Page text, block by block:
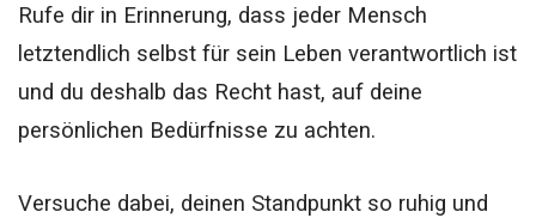
Rufe dir in Erinnerung, dass jeder Mensch
letztendlich selbst für sein Leben verantwortlich ist
und du deshalb das Recht hast, auf deine
persönlichen Bedürfnisse zu achten.
Versuche dabei, deinen Standpunkt so ruhig und